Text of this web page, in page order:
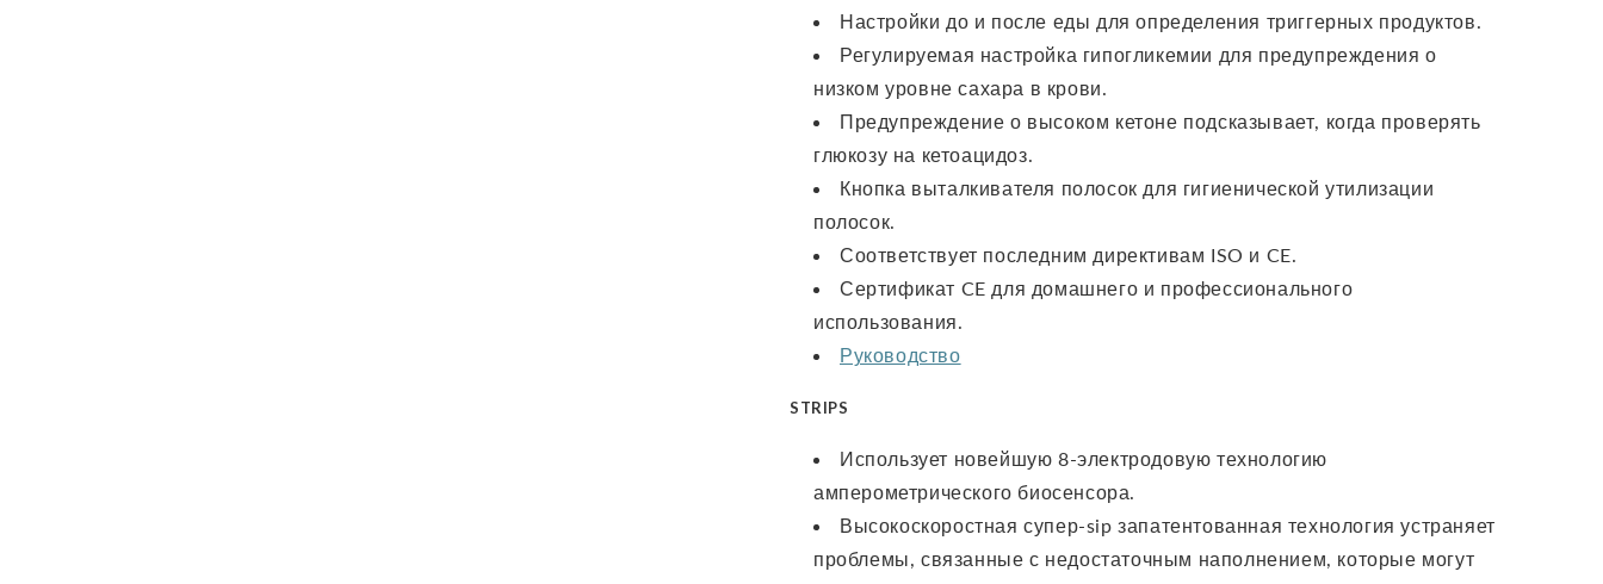
Настройки до и после еды для определения триггерных продуктов.
Регулируемая настройка гипогликемии для предупреждения о
низком уровне сахара в крови.
Предупреждение о высоком кетоне подсказывает, когда проверять
глюкозу на кетоацидоз.
Кнопка выталкивателя полосок для гигиенической утилизации
полосок.
Соответствует последним директивам ISO и CE.
Сертификат CE для домашнего и профессионального
использования.
Руководство
STRIPS
Использует новейшую 8-электродовую технологию
амперометрического биосенсора.
Высокоскоростная супер-sip запатентованная технология устраняет
проблемы, связанные с недостаточным наполнением, которые могут